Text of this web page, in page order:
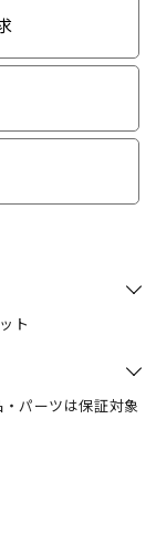
ト
パーツは保証対象